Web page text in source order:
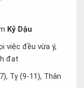
Kỷ Dậu
việc đều vừa ý,
đạt
Tỵ (9-11), Thân